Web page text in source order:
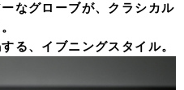
なグローブが、クラシカル
る、イブニングスタイル。